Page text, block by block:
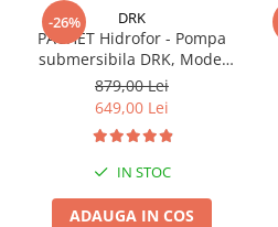
-26% DRK
PACHET Hidrofor - Pompa
submersibila DRK, Model
4STM4-8, putere 1.8 kW,
debit 5m3/h, 8 turbine +
Presostat electronic DRK,
Model PC-58, 1kW, 220 V, 10
Bar
879,00 Lei
649,00 Lei
IN STOC
ADAUGA IN COS